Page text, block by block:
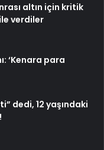
altın için kritik
verdiler
‘Kenara para
dedi, 12 yaşındaki